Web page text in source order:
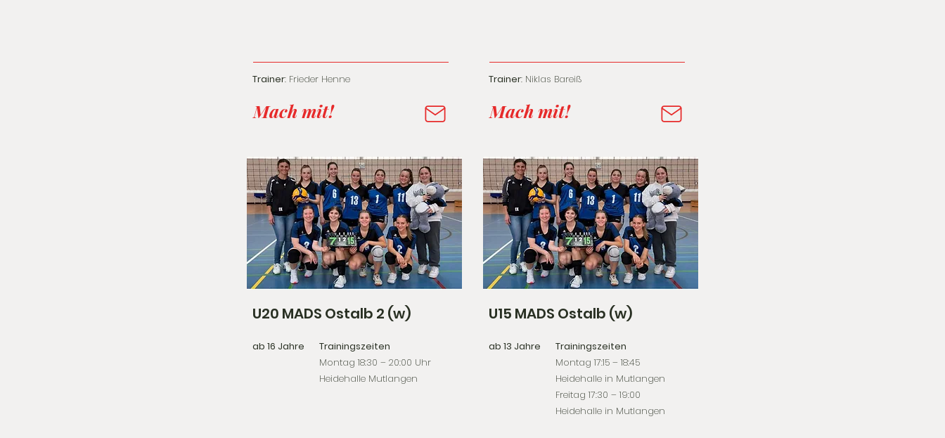
Trainer: Frieder Henne
Mach mit!
U20 MADS Ostalb 2 (w)
ab 16 Jahre
Trainingszeiten
Montag 18:30 – 20:00 Uhr
Heidehalle Mutlangen
Trainer: Niklas Bareiß
Mach mit!
U15 MADS Ostalb (w)
ab 13 Jahre
Trainingszeiten
Montag 17:15 – 18:45
Heidehalle in Mutlangen
Freitag 17:30 – 19:00
Heidehalle in Mutlangen